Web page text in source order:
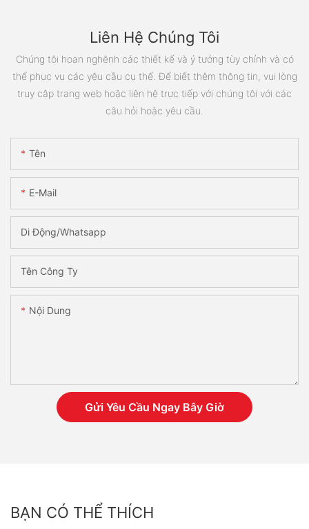
Liên Hệ Chúng Tôi
Chúng tôi hoan nghênh các thiết kế và ý tưởng tùy chỉnh và có
thể phục vụ các yêu cầu cụ thể. Để biết thêm thông tin, vui lòng
truy cập trang web hoặc liên hệ trực tiếp với chúng tôi với các
câu hỏi hoặc yêu cầu.
Tên
E-Mail
Di Động/Whatsapp
Tên Công Ty
Nội Dung
Gửi Yêu Cầu Ngay Bây Giờ
BẠN CÓ THỂ THÍCH